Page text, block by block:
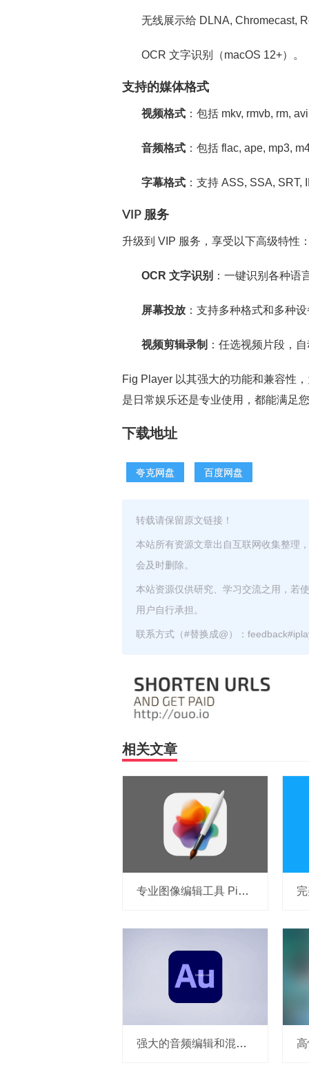
无线展示给 DLNA, Chromecast,
OCR 文字识别（macOS 12+）。
支持的媒体格式
视频格式 ：包括 mkv, rmvb, rm,
音频格式 ：包括 flac, ape, mp3,
字幕格式 ：支持 ASS, SSA, SRT,
VIP 服务
升级到 VIP 服务，享受以下高级特性
OCR 文字识别 ：一键识别各种语
屏幕投放 ：支持多种格式和多种
视频剪辑录制 ：任选视频片段，
Fig Player 以其强大的功能和兼容性
是日常娱乐还是专业使用，都能满足
下载地址
夸克网盘 百度网盘
转载请保留原文链接！
本站所有资源文章出自互联网收集整理
会及时删除。
本站资源仅供研究、学习交流之用，若
用户自行承担。
联系方式（#替换成@）：
相关文章
专业图像编辑工具 Pixelmator Pro v3.7.1 中文破解版
强大的音频编辑和混合软件 Adobe Audition 2026 v26.0.0 MacOS 破解版